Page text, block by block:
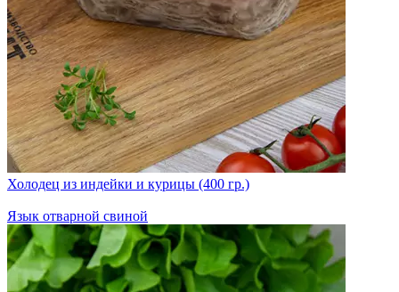
Холодец из индейки и курицы (400 гр.)
Язык отварной свиной